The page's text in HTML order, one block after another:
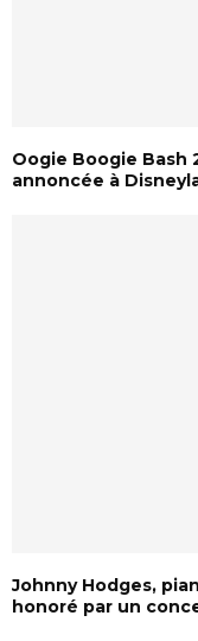
Oogie Boogie Bash
annoncée à
Johnny Hodges,
honoré par un